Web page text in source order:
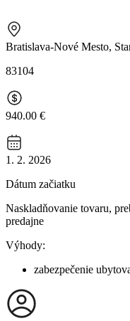
Bratislava-Nové Mesto,
83104
940.00 €
1. 2. 2026
Dátum začiatku
Naskladňovanie tovaru,
predajne
Výhody:
zabezpečenie